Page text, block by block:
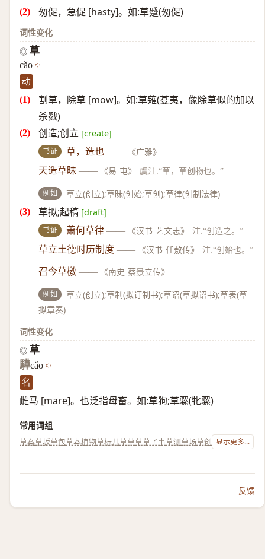
匆促，急促 [hasty]。如:草蹙(匆促)
词性变化
◎ 草
cǎo
动
割草，除草 [mow]。如:草薙(芟夷，像除草似的加以
杀戮)
创造;创立 [create]
书证 草，造也 —— 《广雅》
天造草昧 —— 《易·屯》 虞注:“草，草创物也。”
例如 草立(创立);草昧(创始;草创);草律(创制法律)
草拟;起稿 [draft]
书证 萧何草律 —— 《汉书·艺文志》 注:“创造之。”
草立土德时历制度 —— 《汉书·任敖传》 注:“创始也。”
召今草檄 —— 《南史·蔡景立传》
例如
草立(创立);草制(拟订制书);草诏(草拟诏书);草表(草
拟章奏)
词性变化
◎ 草
騲cǎo
名
雌马 [mare]。也泛指母畜。如:草狗;草骡(牝骡)
常用词组
草案草坂草包草本植物草标儿草草草草了事草测草场草创 显示更多...
反馈